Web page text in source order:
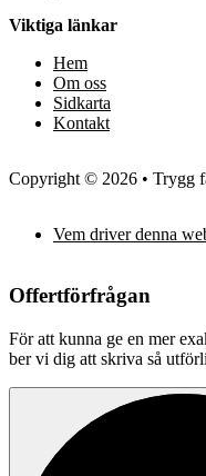
Viktiga länkar
Hem
Om oss
Sidkarta
Kontakt
Copyright © 2026 • Trygg
Vem driver denna
Offertförfrågan
För att kunna ge en mer
ber vi dig att skriva så